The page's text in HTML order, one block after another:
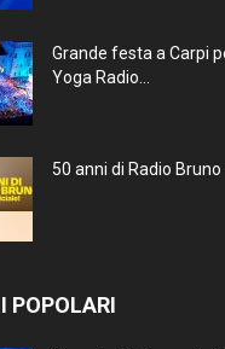
Grande festa a Carpi
Yoga Radio...
50 anni di Radio
POPOLARI